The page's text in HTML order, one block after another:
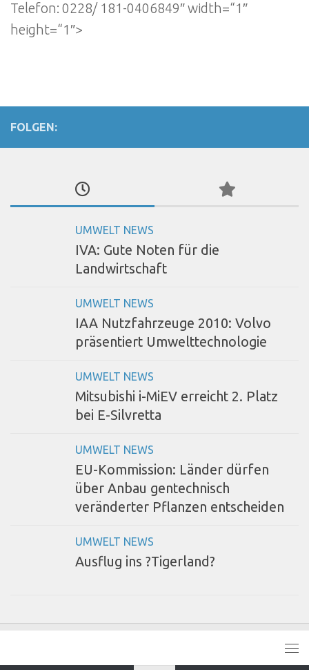
Telefon: 0228/ 181-0406849″ width=“1″
height=“1″>
FOLGEN:
UMWELT NEWS
IVA: Gute Noten für die
Landwirtschaft
UMWELT NEWS
IAA Nutzfahrzeuge 2010: Volvo
präsentiert Umwelttechnologie
UMWELT NEWS
Mitsubishi i-MiEV erreicht 2. Platz
bei E-Silvretta
UMWELT NEWS
EU-Kommission: Länder dürfen
über Anbau gentechnisch
veränderter Pflanzen entscheiden
UMWELT NEWS
Ausflug ins ?Tigerland?